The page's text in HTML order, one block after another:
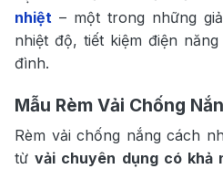
nhiệt – một trong những
nhiệt độ, tiết kiệm điện
đình.
Mẫu Rèm Vải Chống
Rèm vải chống nắng cách
từvải chuyên dụng có khả